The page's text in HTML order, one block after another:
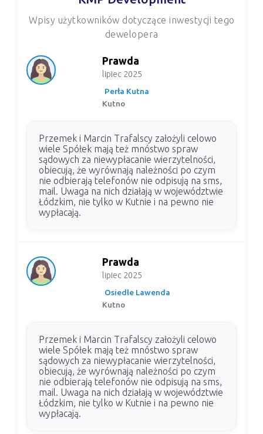
Wpisy użytkowników dotyczące inwestycji tego
dewelopera
Prawda
lipiec 2025
Perła Kutna
Kutno
Przemek i Marcin Trafalscy założyli celowo
wiele Spółek mają też mnóstwo spraw
sądowych za niewypłacanie wierzytelności,
obiecują, że wyrównają należności po czym
nie odbierają telefonów nie odpisują na sms,
mail. Uwaga na nich działają w województwie
Łódzkim, nie tylko w Kutnie i na pewno nie
wypłacają.
Prawda
lipiec 2025
Osiedle Lawenda
Kutno
Przemek i Marcin Trafalscy założyli celowo
wiele Spółek mają też mnóstwo spraw
sądowych za niewypłacanie wierzytelności,
obiecują, że wyrównają należności po czym
nie odbierają telefonów nie odpisują na sms,
mail. Uwaga na nich działają w województwie
Łódzkim, nie tylko w Kutnie i na pewno nie
wypłacają.